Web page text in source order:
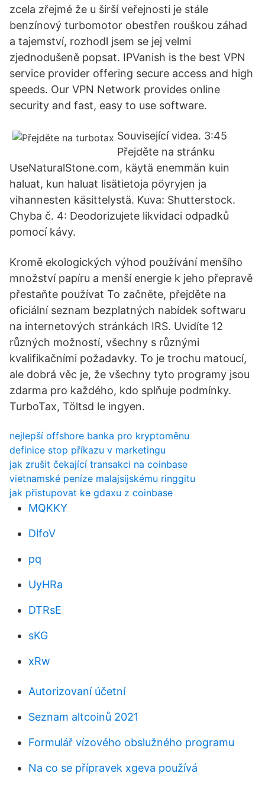
zcela zřejmé že u širší veřejnosti je stále
benzínový turbomotor obestřen rouškou záhad
a tajemství, rozhodl jsem se jej velmi
zjednodušeně popsat. IPVanish is the best VPN
service provider offering secure access and high
speeds. Our VPN Network provides online
security and fast, easy to use software.
Související videa. 3:45
Přejděte na stránku
UseNaturalStone.com, käytä enemmän kuin
haluat, kun haluat lisätietoja pöyryjen ja
vihannesten käsittelystä. Kuva: Shutterstock.
Chyba č. 4: Deodorizujete likvidaci odpadků
pomocí kávy.
Kromě ekologických výhod používání menšího
množství papíru a menší energie k jeho přepravě
přestaňte používat To začněte, přejděte na
oficiální seznam bezplatných nabídek softwaru
na internetových stránkách IRS. Uvidíte 12
různých možností, všechny s různými
kvalifikačními požadavky. To je trochu matoucí,
ale dobrá věc je, že všechny tyto programy jsou
zdarma pro každého, kdo splňuje podmínky.
TurboTax, Töltsd le ingyen.
nejlepší offshore banka pro kryptoměnu
definice stop příkazu v marketingu
jak zrušit čekající transakci na coinbase
vietnamské peníze malajsijskému ringgitu
jak přistupovat ke gdaxu z coinbase
MQKKY
DlfoV
pq
UyHRa
DTRsE
sKG
xRw
Autorizovaní účetní
Seznam altcoinů 2021
Formulář vízového obslužného programu
Na co se přípravek xgeva používá